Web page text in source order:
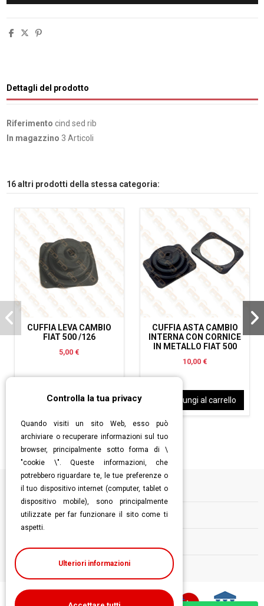
Dettagli del prodotto
Riferimento cind sed rib
In magazzino 3 Articoli
16 altri prodotti della stessa categoria:
CUFFIA LEVA CAMBIO
FIAT 500 /126
5,00 €
Aggiungi al carrello
CUFFIA ASTA CAMBIO
INTERNA CON CORNICE
IN METALLO FIAT 500
10,00 €
Aggiungi al carrello
Informazioni
Follow us
Controlla la tua privacy
Quando visiti un sito Web, esso può
archiviare o recuperare informazioni sul tuo
browser, principalmente sotto forma di \
"cookie \". Queste informazioni, che
potrebbero riguardare te, le tue preferenze o
il tuo dispositivo internet (computer, tablet o
dispositivo mobile), sono principalmente
utilizzate per far funzionare il sito come ti
aspetti.
Ulteriori informazioni